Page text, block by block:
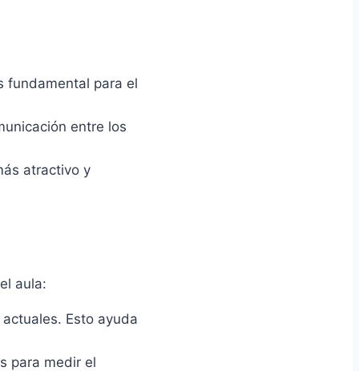
fundamental para el
entre los
atractivo y
aula:
Esto ayuda
para medir el